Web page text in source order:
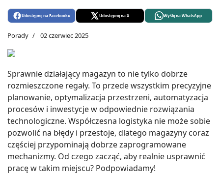
Udostępnij na Facebooku Udostępnij na X Wyślij na WhatsApp
Porady 02 czerwiec 2025
Sprawnie działający magazyn to nie tylko dobrze
rozmieszczone regały. To przede wszystkim precyzyjne
planowanie, optymalizacja przestrzeni, automatyzacja
procesów i inwestycje w odpowiednie rozwiązania
technologiczne. Współczesna logistyka nie może sobie
pozwolić na błędy i przestoje, dlatego magazyny coraz
częściej przypominają dobrze zaprogramowane
mechanizmy. Od czego zacząć, aby realnie usprawnić
pracę w takim miejscu? Podpowiadamy!